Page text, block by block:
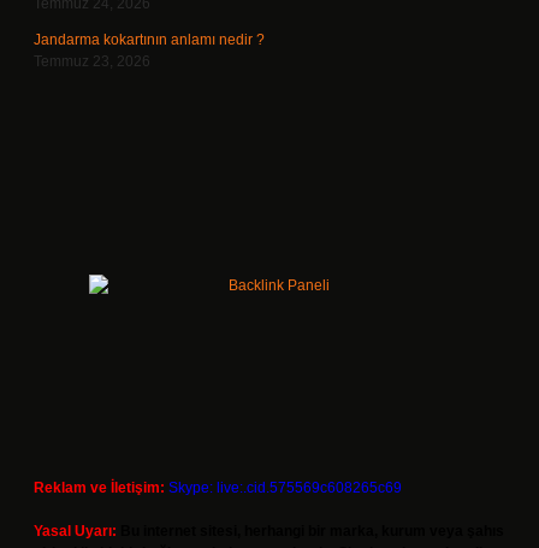
Temmuz 24, 2026
Jandarma kokartının anlamı nedir ?
Temmuz 23, 2026
Reklam ve İletişim: Skype: live:.cid.575569c608265c69
Yasal Uyarı: